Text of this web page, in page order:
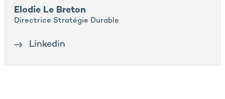
Elodie Le Breton
Directrice Stratégie Durable
Linkedin